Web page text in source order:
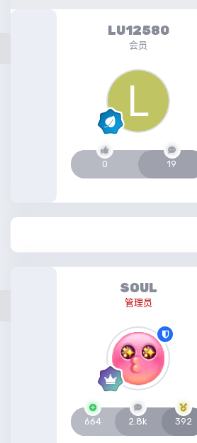
LU12580
会员
0 19
SOUL
管理员
664 2.8k 392